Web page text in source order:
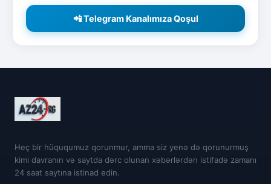
📲 Telegram Kanalımıza Qoşul
Heç bir hüququmuz qorunmur, amma siz yenə də qorunurmuş
kimi davranın və saytda dərc olunan xəbərlərdən istifadə zamanı
24 saat saytına istinad edin.